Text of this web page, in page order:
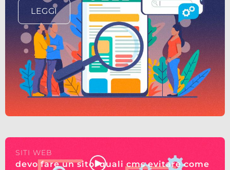
LEGGI
SITI WEB
devo fare un sito! quali cms evitare come